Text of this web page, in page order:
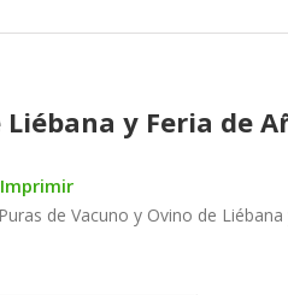
y Feria de
Imprimir
de Vacuno y Ovino de